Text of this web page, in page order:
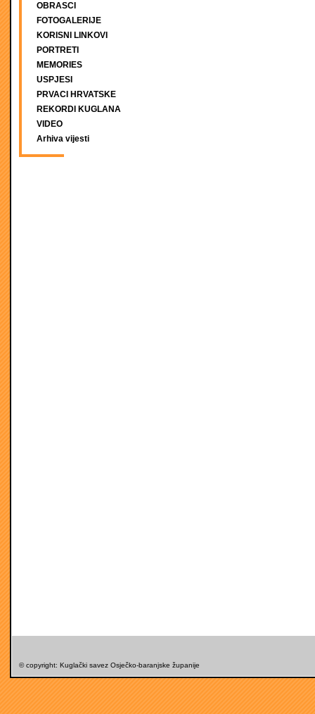
OBRASCI
FOTOGALERIJE
KORISNI LINKOVI
PORTRETI
MEMORIES
USPJESI
PRVACI HRVATSKE
REKORDI KUGLANA
VIDEO
Arhiva vijesti
© copyright: Kuglački savez Osječko-baranjske županije